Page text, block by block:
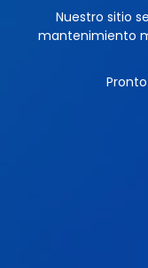
Nuestro sitio
mantenimiento